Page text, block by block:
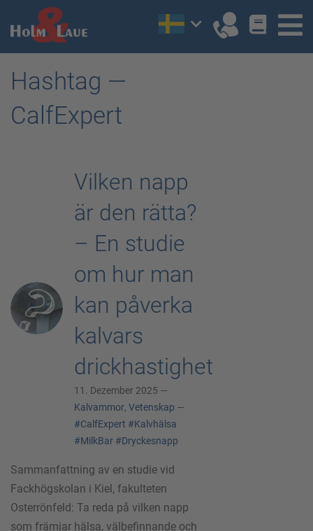
Hashtag —
CalfExpert
Vilken napp
är den rätta?
– En studie
om hur man
kan påverka
kalvars
drickhastighet
11. Dezember 2025 —
Kalvammor, Vetenskap —
#CalfExpert #Kalvhälsa
#MilkBar #Dryckesnapp
Sammanfattning av en studie vid
Fackhögskolan i Kiel, fakulteten
Osterrönfeld: Ta reda på vilken napp
som främjar hälsa, välbefinnande och